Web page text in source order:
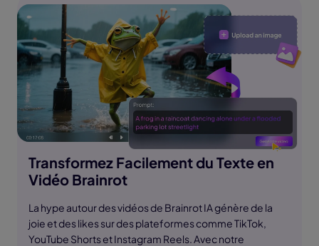
Transformez Facilement du Texte en
Vidéo Brainrot
La hype autour des vidéos de Brainrot IA génère de la
joie et des likes sur des plateformes comme TikTok,
YouTube Shorts et Instagram Reels. Avec notre